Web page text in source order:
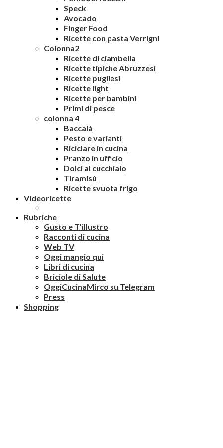
Speck
Avocado
Finger Food
Ricette con pasta Verrigni
Colonna2
Ricette di ciambella
Ricette tipiche Abruzzesi
Ricette pugliesi
Ricette light
Ricette per bambini
Primi di pesce
colonna 4
Baccalà
Pesto e varianti
Riciclare in cucina
Pranzo in ufficio
Dolci al cucchiaio
Tiramisù
Ricette svuota frigo
Videoricette
Rubriche
Gusto e T’illustro
Racconti di cucina
Web TV
Oggi mangio qui
Libri di cucina
Briciole di Salute
OggiCucinaMirco su Telegram
Press
Shopping